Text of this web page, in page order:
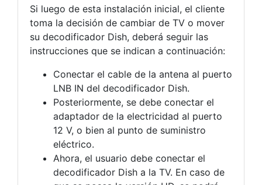
Si luego de esta instalación inicial, el cliente
toma la decisión de cambiar de TV o mover
su decodificador Dish, deberá seguir las
instrucciones que se indican a continuación:
Conectar el cable de la antena al puerto
LNB IN del decodificador Dish.
Posteriormente, se debe conectar el
adaptador de la electricidad al puerto
12 V, o bien al punto de suministro
eléctrico.
Ahora, el usuario debe conectar el
decodificador Dish a la TV. En caso de